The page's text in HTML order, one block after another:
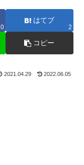
0
はてブ
2
コピー
2021.04.29 2022.06.05